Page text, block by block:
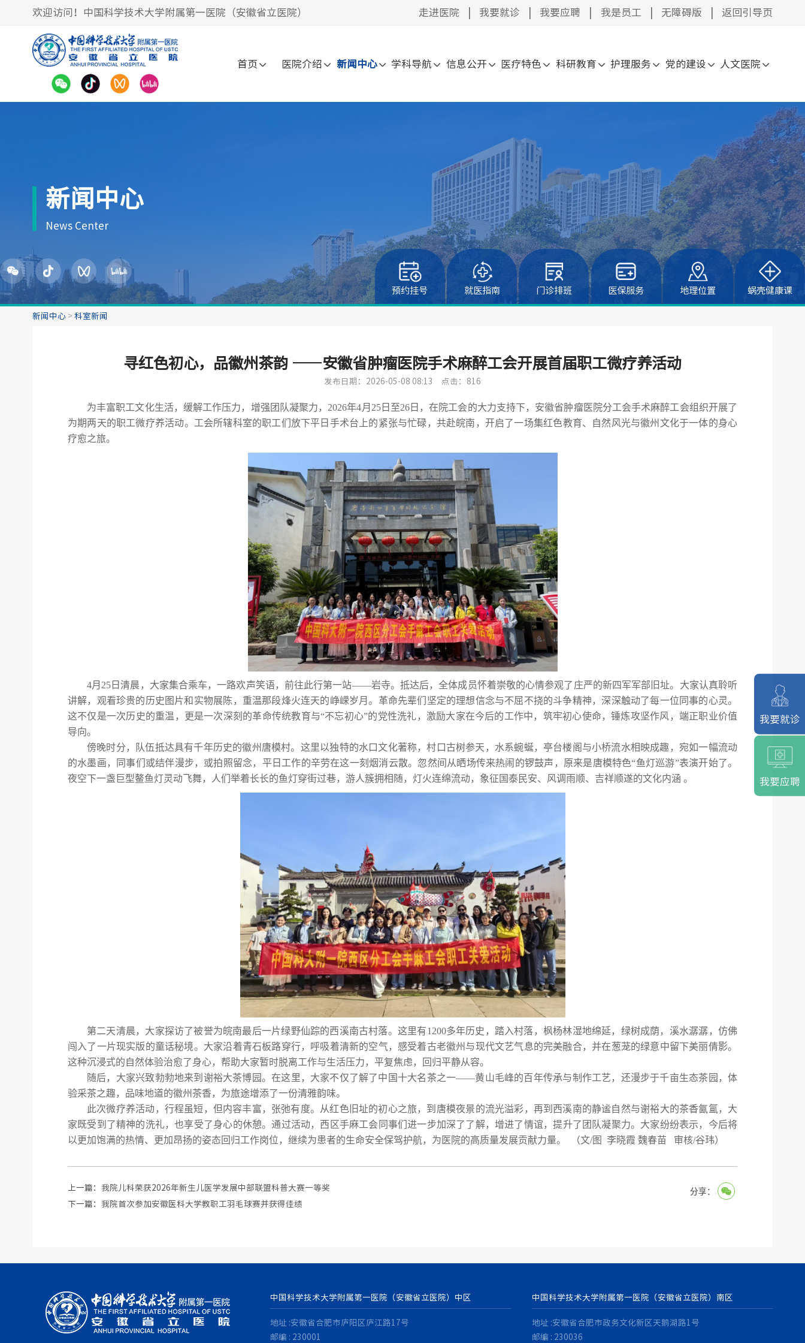
欢迎访问！中国科学技术大学附属第一医院（安徽省立医院） 走进医院 我要就诊 我要应聘 我是员工 无障碍版 返回引导页
首页 医院介绍 新闻中心 学科导航 信息公开 医疗特色 科研教育 护理服务 党的建设 人文医院
新闻中心
News Center
预约挂号 就医指南 门诊排班 医保服务 地理位置 蜗壳健康课
新闻中心> 科室新闻
寻红色初心，品徽州茶韵 ——安徽省肿瘤医院手术麻醉工会开展首届职工微疗养活动
发布日期：2026-05-08 08:13 点击：816
为丰富职工文化生活，缓解工作压力，增强团队凝聚力，2026年4月25日至26日，在院工会的大力支持下，安徽省肿瘤医院分工会手术麻醉工会组织开展了
为期两天的职工微疗养活动。 工会所辖科室的职工们 放下平日手术台上的紧张与忙碌，共赴皖南，开启了一场集红色教育、自然风光与徽州文化于一体的身心
疗愈之旅。
4月25日清晨，大家集合乘车，一路欢声笑语，前往此行第一站——岩寺。抵达后，全体成员怀着崇敬的心情参观了庄严的新四军军部旧址。大家认真聆听
讲解，观看珍贵的历史图片和实物展陈，重温那段烽火连天的峥嵘岁月。革命先辈们坚定的理想信念与不屈不挠的斗争精神，深深触动了每一位同事的心灵。
这不仅是一次历史的重温，更是一次深刻的革命传统教育与“不忘初心”的党性洗礼，激励大家在今后的工作中，筑牢初心使命，锤炼攻坚作风，端正职业价值
导向。
傍晚时分，队伍抵达具有千年历史的徽州唐模村。这里以独特的水口文化著称，村口古树参天，水系蜿蜒，亭台楼阁与小桥流水相映成趣，宛如一幅流动
的水墨画，同事们或结伴漫步，或拍照留念，平日工作的辛劳在这一刻烟消云散。忽然间从晒场传来热闹的锣鼓声，原来是唐模特色“鱼灯巡游”表演开始了。
夜空下一盏巨型鳌鱼灯灵动飞舞，人们举着长长的鱼灯穿街过巷，游人簇拥相随，灯火连绵流动，象征国泰民安、风调雨顺、吉祥顺遂的文化内涵 。
第二天清晨，大家探访了被誉为皖南最后一片绿野仙踪的西溪南古村落。这里有1200多年历史，踏入村落，枫杨林湿地绵延，绿树成荫，溪水潺潺，仿佛
闯入了一片现实版的童话秘境。大家沿着青石板路穿行，呼吸着清新的空气，感受着古老徽州与现代文艺气息的完美融合，并在葱茏的绿意中留下美丽倩影。
这种沉浸式的自然体验治愈了身心，帮助大家暂时脱离工作与生活压力，平复焦虑，回归平静从容。
随后，大家兴致勃勃地来到谢裕大茶博园。在这里，大家不仅了解了中国十大名茶之一——黄山毛峰的百年传承与制作工艺，还漫步于千亩生态茶园，体
验采茶之趣，品味地道的徽州茶香，为旅途增添了一份清雅韵味。
此次微疗养活动， 行程虽短，但内容丰富，张弛有度。从红色旧址的初心之旅，到唐模夜景的流光溢彩，再到西溪南的静谧自然与谢裕大的茶香氤氲，大
家既受到了精神的洗礼，也享受了身心的休憩。通过活动， 西区手麻工会同事们进一步加深了了解，增进了情谊，提升了团队凝聚力。大家纷纷表示，今后将
以更加饱满的热情、更加昂扬的姿态回归工作岗位，继续为患者的生命安全保驾护航，为医院的高质量发展贡献力量。
（文/图 李晓霞 魏春苗 审核/谷玮）
分享：
上一篇： 我院儿科荣获2026年新生儿医学发展中部联盟科普大赛一等奖
下一篇： 我院首次参加安徽医科大学教职工羽毛球赛并获得佳绩
中国科学技术大学附属第一医院（安徽省立医院）中区
地址 :安徽省合肥市庐阳区庐江路17号
邮编 : 230001
中国科学技术大学附属第一医院（安徽省立医院）南区
地址 :安徽省合肥市政务文化新区天鹅湖路1号
邮编 : 230036
我要就诊
我要应聘